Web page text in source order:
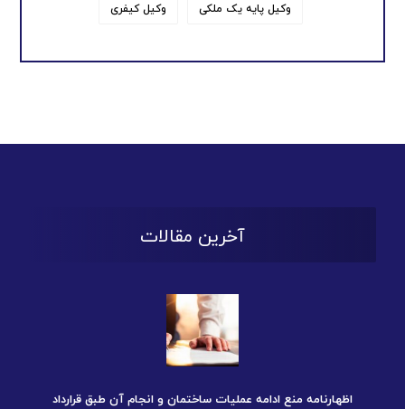
وکیل پایه یک ملکی وکیل کیفری
آخرین مقالات
اظهارنامه منع ادامه عملیات ساختمان و انجام آن طبق قرارداد